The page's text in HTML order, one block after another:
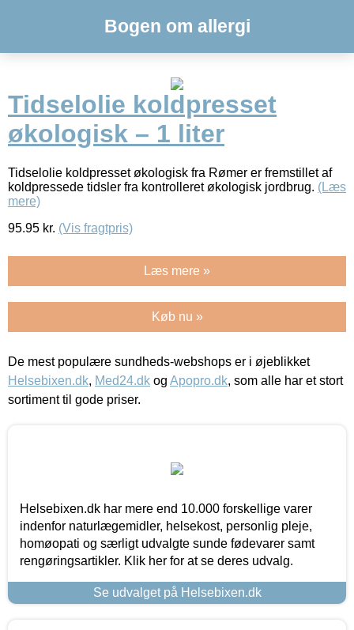
Bogen om allergi
Tidselolie koldpresset
økologisk – 1 liter
Tidselolie koldpresset økologisk fra Rømer er fremstillet af
koldpressede tidsler fra kontrolleret økologisk jordbrug. (Læs
mere)
95.95 kr. (Vis fragtpris)
Læs mere »
Køb nu »
De mest populære sundheds-webshops er i øjeblikket
Helsebixen.dk, Med24.dk og Apopro.dk, som alle har et stort
sortiment til gode priser.
Helsebixen.dk har mere end 10.000 forskellige varer
indenfor naturlægemidler, helsekost, personlig pleje,
homøopati og særligt udvalgte sunde fødevarer samt
rengøringsartikler. Klik her for at se deres udvalg.
Se udvalget på Helsebixen.dk